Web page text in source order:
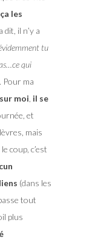
les
il n’y a
tu
qui
Pour ma
moi, il se
et
mais
coup, c’est
(dans les
tout
plus